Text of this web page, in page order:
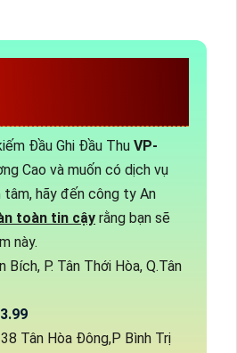
Đầu Ghi Đầu Thu VP-
Cao và muốn có dịch vụ
tâm, hãy đến công ty An
toàn tin cậy rằng bạn sẽ
này.
Bích, P. Tân Thới Hòa, Q.Tân
Tân Hòa Đông,P Bình Trị